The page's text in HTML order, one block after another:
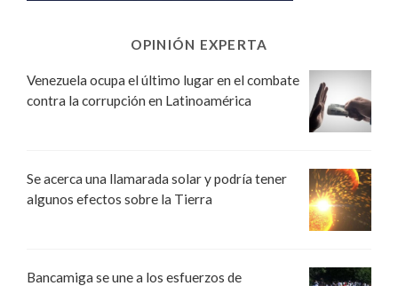
OPINIÓN EXPERTA
Venezuela ocupa el último lugar en el combate
contra la corrupción en Latinoamérica
Se acerca una llamarada solar y podría tener
algunos efectos sobre la Tierra
Bancamiga se une a los esfuerzos de